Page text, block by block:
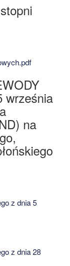
września
na
z dnia 5
z dnia 28